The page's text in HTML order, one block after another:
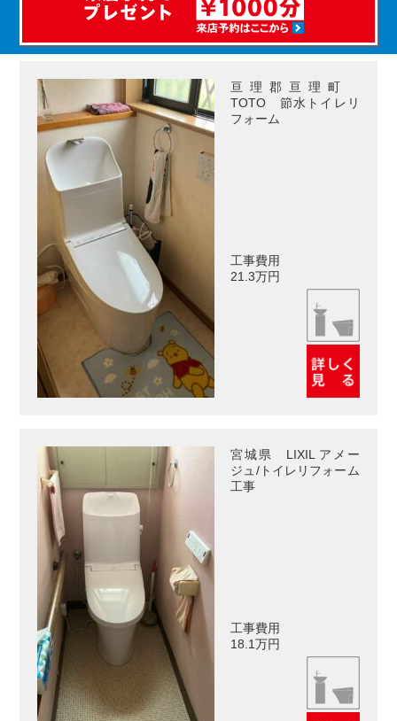
亘理郡亘理町
TOTO 節水トイレリ
フォーム
工事費用
21.3万円
宮城県 LIXIL アメー
ジュ/トイレリフォーム
工事
工事費用
18.1万円